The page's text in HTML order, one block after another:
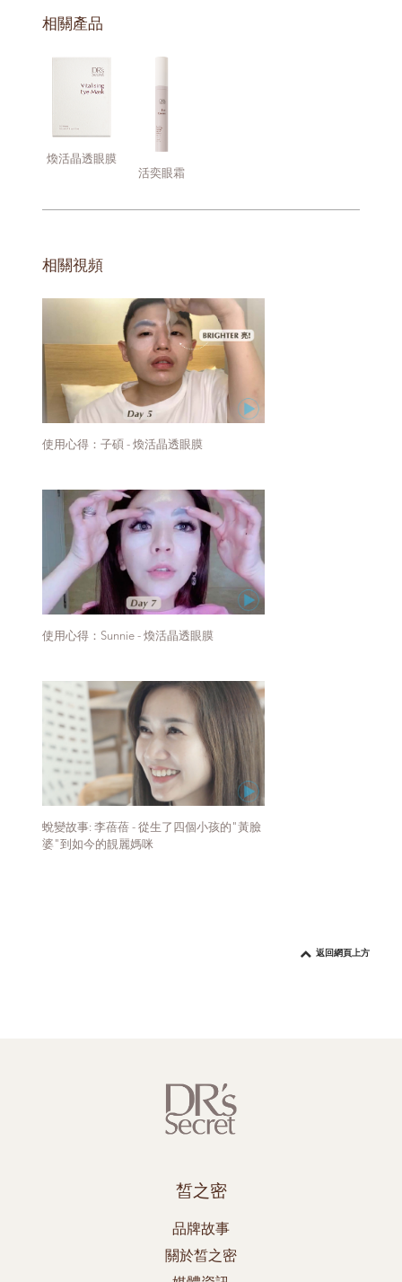
相關產品
煥活晶透眼膜
活奕眼霜
相關視頻
使用心得：子碩 - 煥活晶透眼膜
使用心得：Sunnie - 煥活晶透眼膜
蛻變故事: 李蓓蓓 - 從生了四個小孩的"黃臉
婆"到如今的靚麗媽咪
返回網頁上方
皙之密
品牌故事
關於皙之密